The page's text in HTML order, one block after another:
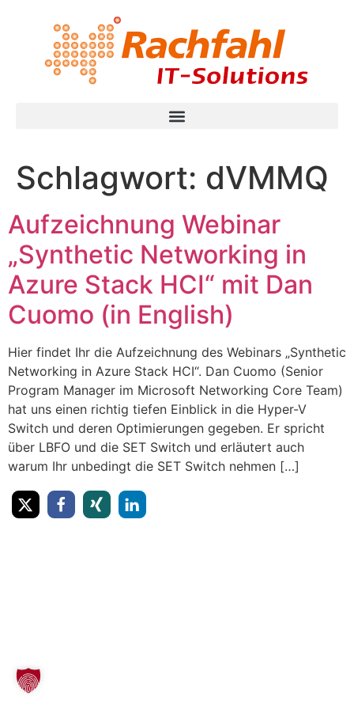
Schlagwort: dVMMQ
Aufzeichnung Webinar
„Synthetic Networking in
Azure Stack HCI“ mit Dan
Cuomo (in English)
Hier findet Ihr die Aufzeichnung des Webinars „Synthetic
Networking in Azure Stack HCI“. Dan Cuomo (Senior
Program Manager im Microsoft Networking Core Team)
hat uns einen richtig tiefen Einblick in die Hyper-V
Switch und deren Optimierungen gegeben. Er spricht
über LBFO und die SET Switch und erläutert auch
warum Ihr unbedingt die SET Switch nehmen […]